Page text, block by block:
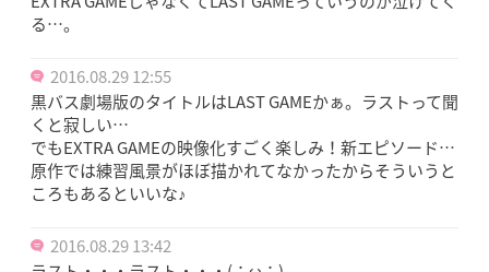
る…。
2016.08.29 12:55
黒バス劇場版のタイトルはLAST GAMEかぁ。ラストって聞
くと寂しい…
でもEXTRA GAMEの映像化すごく楽しみ！新エピソード…
原作では練習風景がほぼ描かれてなかったからそういうと
ころもあるといいな♪
2016.08.29 13:42